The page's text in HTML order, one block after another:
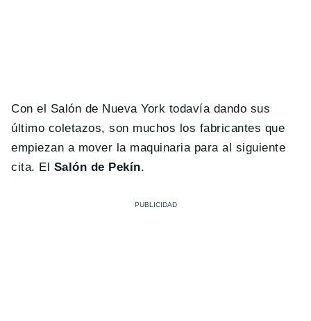
Con el Salón de Nueva York todavía dando sus
último coletazos, son muchos los fabricantes que
empiezan a mover la maquinaria para al siguiente
cita. El Salón de Pekín.